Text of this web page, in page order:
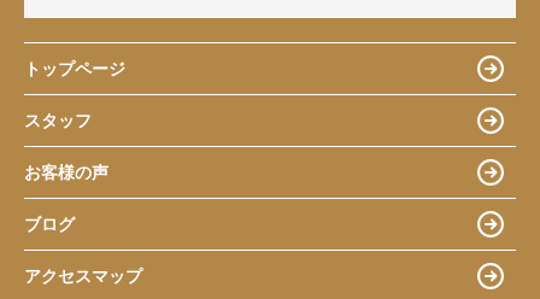
トップページ
スタッフ
お客様の声
ブログ
アクセスマップ